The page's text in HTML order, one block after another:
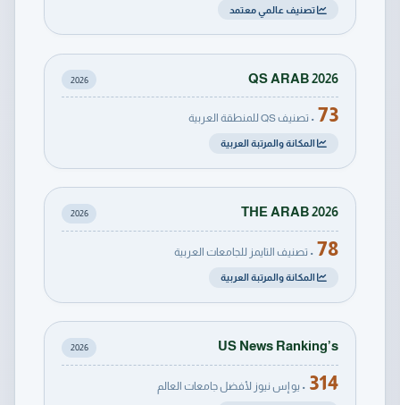
تصنيف عالمي معتمد
QS ARAB 2026
2026
73 • تصنيف QS للمنطقة العربية
المكانة والمرتبة العربية
THE ARAB 2026
2026
78 • تصنيف التايمز للجامعات العربية
المكانة والمرتبة العربية
US News Ranking’s
2026
314 • يو إس نيوز لأفضل جامعات العالم